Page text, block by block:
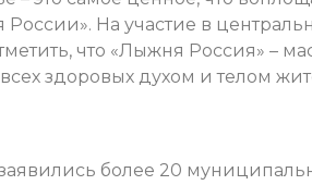
На участие в
что «Лыжня Россия» –
здоровых духом и телом
более 20